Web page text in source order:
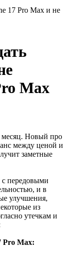
17 Pro Max и не
Max
месяц. Новый про
между ценой и
заметные
с передовыми
и в
улучшения,
из
утечкам и
Pro Max: